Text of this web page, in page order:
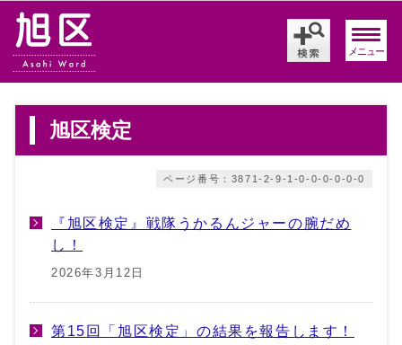
メニュー
旭区検定
ページ番号：3871-2-9-1-0-0-0-0-0-0
『旭区検定』戦隊うかるんジャーの腕だめ
し！
2026年3月12日
第15回「旭区検定」の結果を報告します！